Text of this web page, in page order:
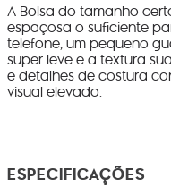
A Bolsa do tamanho
espaçosa o suficiente
telefone, um pequeno
super leve e a textura
e detalhes de costura
visual elevado.
ESPECIFICAÇÕES